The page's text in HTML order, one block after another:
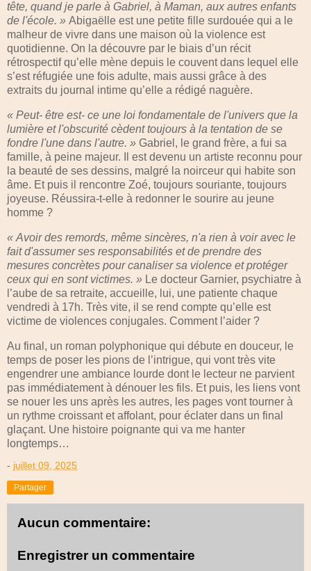
tête, quand je parle à Gabriel, à Maman, aux autres enfants
de l'école. » Abigaëlle est une petite fille surdouée qui a le
malheur de vivre dans une maison où la violence est
quotidienne. On la découvre par le biais d’un récit
rétrospectif qu’elle mène depuis le couvent dans lequel elle
s’est réfugiée une fois adulte, mais aussi grâce à des
extraits du journal intime qu’elle a rédigé naguère.
« Peut- être est- ce une loi fondamentale de l'univers que la
lumière et l'obscurité cèdent toujours à la tentation de se
fondre l'une dans l'autre. » Gabriel, le grand frère, a fui sa
famille, à peine majeur. Il est devenu un artiste reconnu pour
la beauté de ses dessins, malgré la noirceur qui habite son
âme. Et puis il rencontre Zoé, toujours souriante, toujours
joyeuse. Réussira-t-elle à redonner le sourire au jeune
homme ?
« Avoir des remords, même sincères, n'a rien à voir avec le
fait d'assumer ses responsabilités et de prendre des
mesures concrètes pour canaliser sa violence et protéger
ceux qui en sont victimes. » Le docteur Garnier, psychiatre à
l’aube de sa retraite, accueille, lui, une patiente chaque
vendredi à 17h. Très vite, il se rend compte qu’elle est
victime de violences conjugales. Comment l’aider ?
Au final, un roman polyphonique qui débute en douceur, le
temps de poser les pions de l’intrigue, qui vont très vite
engendrer une ambiance lourde dont le lecteur ne parvient
pas immédiatement à dénouer les fils. Et puis, les liens vont
se nouer les uns après les autres, les pages vont tourner à
un rythme croissant et affolant, pour éclater dans un final
glaçant. Une histoire poignante qui va me hanter
longtemps…
- juillet 09, 2025
Partager
Aucun commentaire:
Enregistrer un commentaire